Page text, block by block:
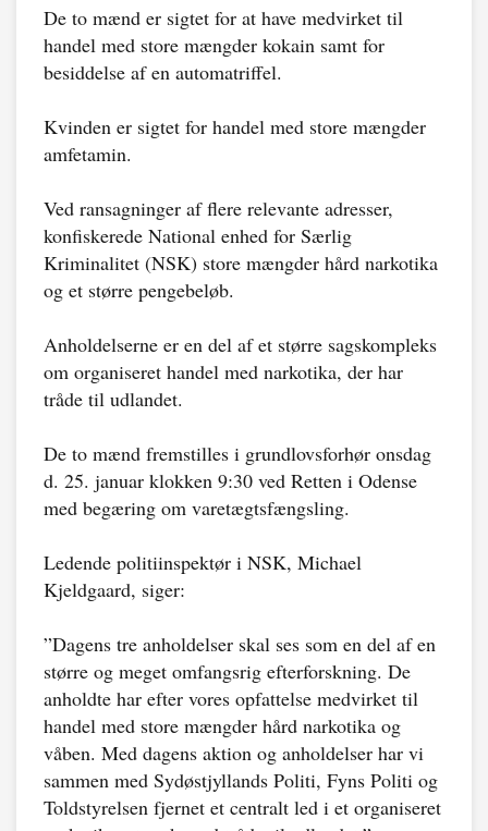
De to mænd er sigtet for at have medvirket til
handel med store mængder kokain samt for
besiddelse af en automatriffel.
Kvinden er sigtet for handel med store mængder
amfetamin.
Ved ransagninger af flere relevante adresser,
konfiskerede National enhed for Særlig
Kriminalitet (NSK) store mængder hård narkotika
og et større pengebeløb.
Anholdelserne er en del af et større sagskompleks
om organiseret handel med narkotika, der har
tråde til udlandet.
De to mænd fremstilles i grundlovsforhør onsdag
d. 25. januar klokken 9:30 ved Retten i Odense
med begæring om varetægtsfængsling.
Ledende politiinspektør i NSK, Michael
Kjeldgaard, siger:
”Dagens tre anholdelser skal ses som en del af en
større og meget omfangsrig efterforskning. De
anholdte har efter vores opfattelse medvirket til
handel med store mængder hård narkotika og
våben. Med dagens aktion og anholdelser har vi
sammen med Sydøstjyllands Politi, Fyns Politi og
Toldstyrelsen fjernet et centralt led i et organiseret